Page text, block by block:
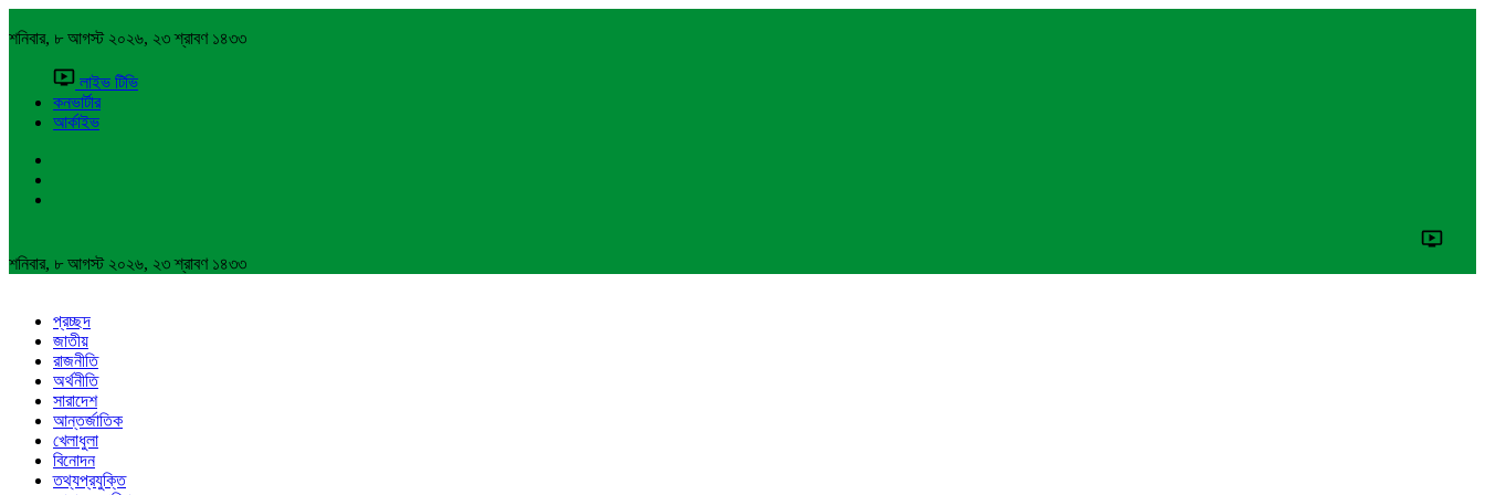
শনিবার, ৮ আগস্ট ২০২৬, ২৩ শ্রাবণ ১৪৩৩
লাইভ টিভি
কনভার্টার
আর্কাইভ
শনিবার, ৮ আগস্ট ২০২৬, ২৩ শ্রাবণ ১৪৩৩
প্রচ্ছদ
জাতীয়
রাজনীতি
অর্থনীতি
সারাদেশ
আন্তর্জাতিক
খেলাধুলা
বিনোদন
তথ্যপ্রযুক্তি